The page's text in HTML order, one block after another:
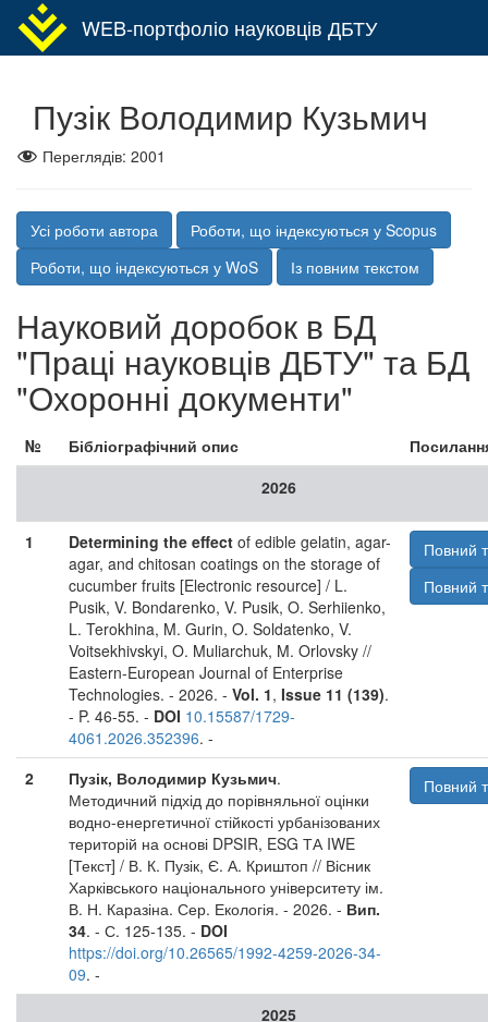
WEB-портфоліо науковців ДБТУ
Пузік Володимир Кузьмич
Переглядів: 2001
Усі роботи автора
Роботи, що індексуються у Scopus
Роботи, що індексуються у WoS
Із повним текстом
Науковий доробок в БД
"Праці науковців ДБТУ" та БД
"Охоронні документи"
№ Бібліографічний опис
2026
1 Determining the effect of edible gelatin, agar-
agar, and chitosan coatings on the storage of
cucumber fruits [Electronic resource] / L.
Pusik, V. Bondarenko, V. Pusik, O. Serhiienko,
L. Terokhina, M. Gurin, O. Soldatenko, V.
Voitsekhivskyi, O. Muliarchuk, M. Orlovsky //
Eastern-European Journal of Enterprise
Technologies. - 2026. - Vol. 1, Issue 11 (139).
- P. 46-55. - DOI 10.15587/1729-
4061.2026.352396. -
Повний
Повний
2 Пузік, Володимир Кузьмич.
Методичний підхід до порівняльної оцінки
водно-енергетичної стійкості урбанізованих
територій на основі DPSIR, ESG ТА IWE
[Текст] / В. К. Пузік, Є. А. Криштоп // Вісник
Харківського національного університету ім.
В. Н. Каразіна. Сер. Екологія. - 2026. - Вип.
34. - С. 125-135. - DOI
https://doi.org/10.26565/1992-4259-2026-34-
09. -
Повний
2025